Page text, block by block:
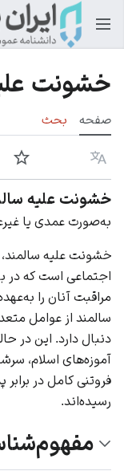
خشونت
صفحه بحث
زبان
خشونت علیه
به‌صورت عمدی یا
خشونت علیه
اجتماعی است که در
مراقبت آنان را
سالمند از عوامل
دنبال دارد. این در
آموزه‌های اسلام،
فروتنی کامل در
رسیده‌اند.